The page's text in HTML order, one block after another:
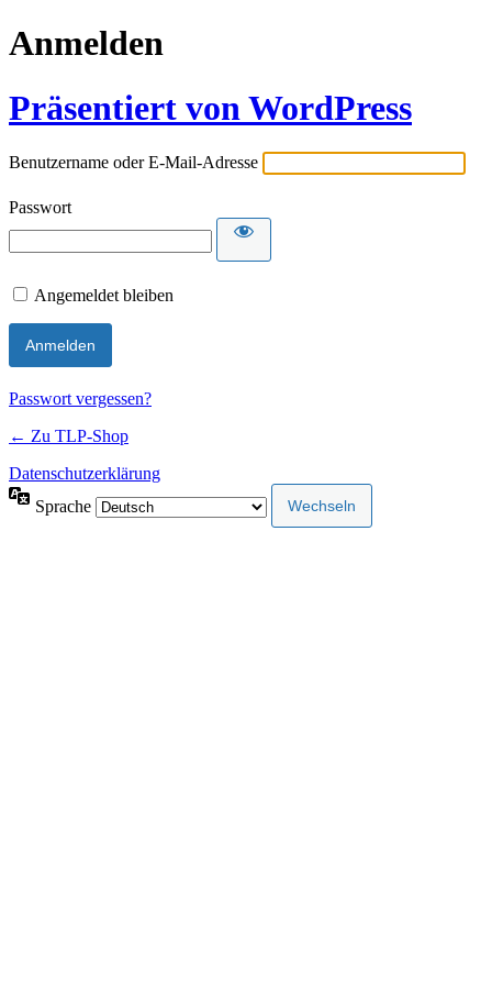
Anmelden
Präsentiert von WordPress
Benutzername oder E-Mail-Adresse
Passwort
Angemeldet bleiben
Passwort vergessen?
← Zu TLP-Shop
Datenschutzerklärung
Sprache